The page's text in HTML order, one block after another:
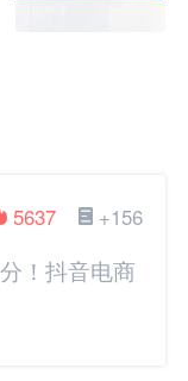
+156
5637
！抖音电商